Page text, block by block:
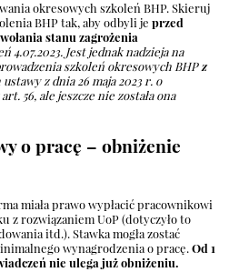
okresowych szkoleń BHP. Skieruj
BHP tak, aby odbyli jeprzed
stanu zagrożenia
4.07.2023. Jest jednak nadzieja na
szkoleń okresowych BHPz
z dnia 26 maja 2023 r. o
56, ale jeszcze nie została ona
o pracę – obniżenie
miała prawo wypłacić pracownikowi
z rozwiązaniem UoP (dotyczyło to
itd.). Stawka mogła zostać
wynagrodzenia o pracę.Od 1
nie ulega już obniżeniu.